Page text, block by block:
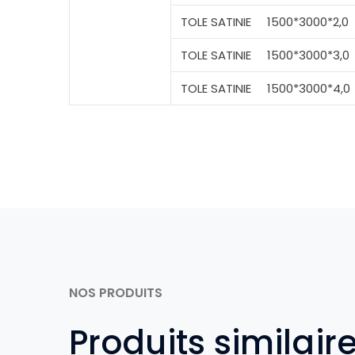
TOLE SATINIE
1500*3000*2,0
TOLE SATINIE
1500*3000*3,0
TOLE SATINIE
1500*3000*4,0
NOS PRODUITS
Produits